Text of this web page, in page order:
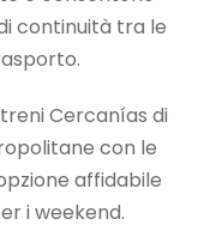
continuità tra le
Cercanías di
con le
affidabile
i weekend.